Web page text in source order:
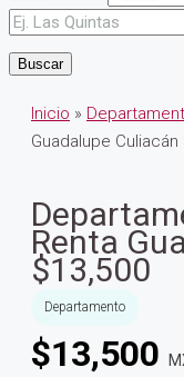
Buscar
Inicio »
Guadalupe Culiacán
Renta
$13,500
Departamento
$13,500